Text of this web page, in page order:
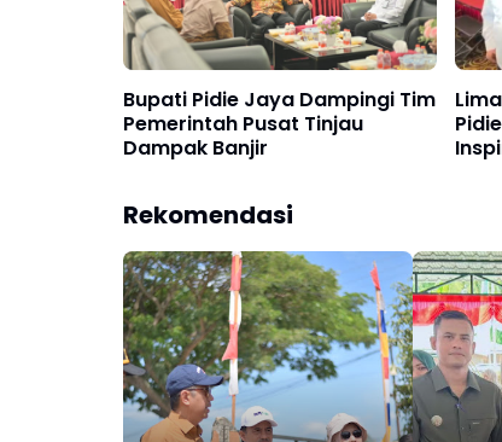
Bupati Pidie Jaya Dampingi Tim
Pemerintah Pusat Tinjau
Dampak Banjir
Rekomendasi